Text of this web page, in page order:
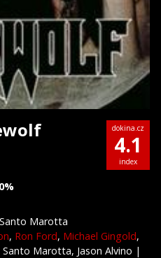
dokina.cz
4.1
index
Marotta
, Ron Ford, Michael Gingold,
Santo Marotta, Jason Alvino |